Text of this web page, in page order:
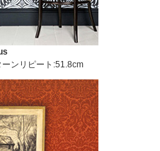
ーンリピート:51.8cm